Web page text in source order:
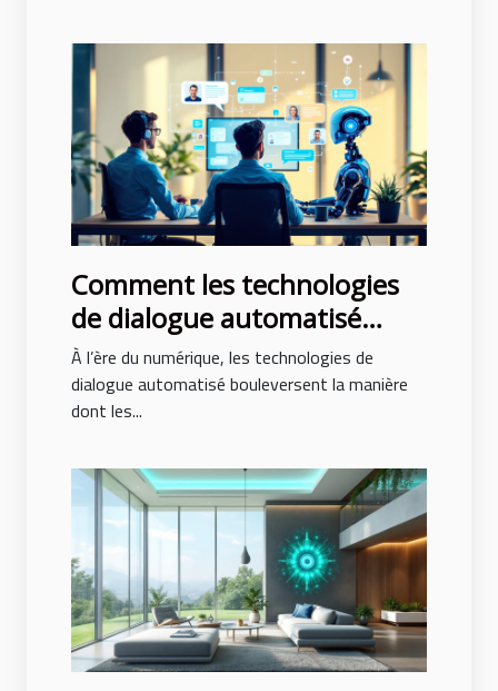
Comment les technologies
de dialogue automatisé
transforment-elles
l'interaction en ligne ?
À l’ère du numérique, les technologies de
dialogue automatisé bouleversent la manière
dont les...